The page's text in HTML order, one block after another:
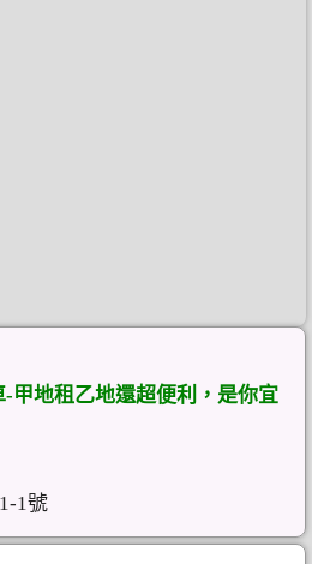
-甲地租乙地還超便利，是你宜
1號